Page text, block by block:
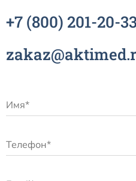
+7 (800) 201-20-33